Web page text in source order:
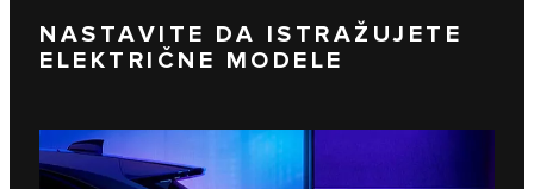
NASTAVITE DA ISTRAŽUJETE
ELEKTRIČNE MODELE